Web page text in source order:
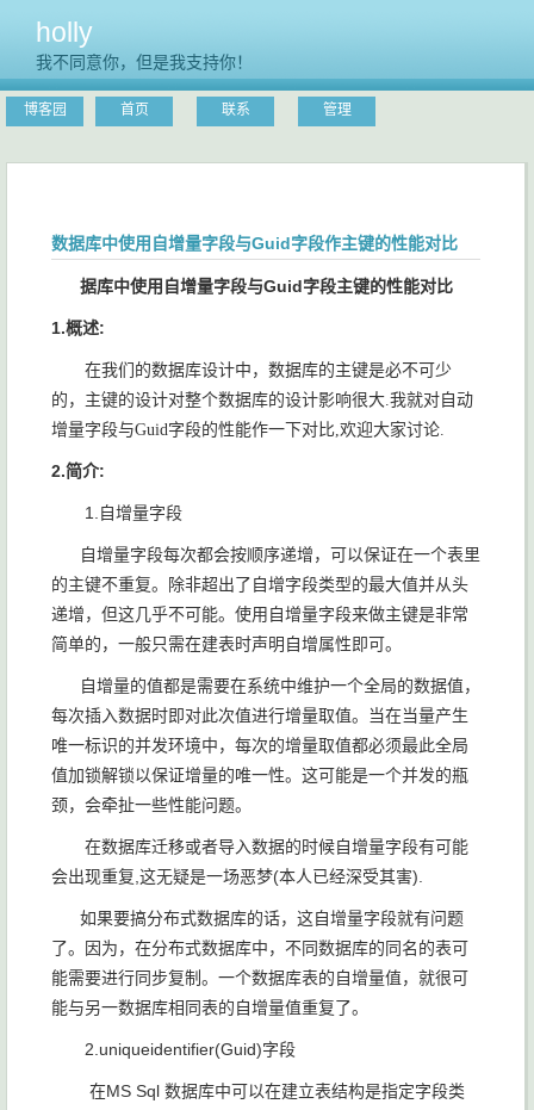
holly
我不同意你，但是我支持你！
博客园 首页 联系 管理
数据库中使用自增量字段与Guid字段作主键的性能对比
据库中使用自增量字段与Guid字段主键的性能对比
1.概述:
在我们的数据库设计中，数据库的主键是必不可少
的，主键的设计对整个数据库的设计影响很大.我就对自动
增量字段与Guid字段的性能作一下对比,欢迎大家讨论.
2.简介:
1.自增量字段
自增量字段每次都会按顺序递增，可以保证在一个表里
的主键不重复。除非超出了自增字段类型的最大值并从头
递增，但这几乎不可能。使用自增量字段来做主键是非常
简单的，一般只需在建表时声明自增属性即可。
自增量的值都是需要在系统中维护一个全局的数据值，
每次插入数据时即对此次值进行增量取值。当在当量产生
唯一标识的并发环境中，每次的增量取值都必须最此全局
值加锁解锁以保证增量的唯一性。这可能是一个并发的瓶
颈，会牵扯一些性能问题。
在数据库迁移或者导入数据的时候自增量字段有可能
会出现重复,这无疑是一场恶梦(本人已经深受其害).
如果要搞分布式数据库的话，这自增量字段就有问题
了。因为，在分布式数据库中，不同数据库的同名的表可
能需要进行同步复制。一个数据库表的自增量值，就很可
能与另一数据库相同表的自增量值重复了。
2.uniqueidentifier(Guid)字段
在MS Sql 数据库中可以在建立表结构是指定字段类